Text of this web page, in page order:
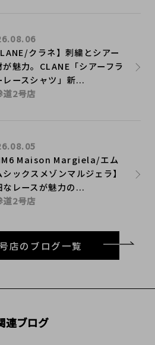
クラネ】刺繍とシアー
が魅力。CLANE「シアーフラ
レースシャツ」新...
道2号店
Maison Margiela/エム
シックスメゾンマルジェラ】
なレースが魅力の...
道2号店
店のブログ一覧
連ブログ